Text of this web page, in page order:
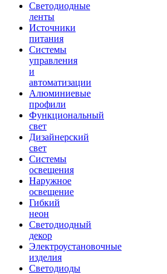
Светодиодные
ленты
Источники
питания
Системы
управления
и
автоматизации
Алюминиевые
профили
Функциональный
свет
Дизайнерский
свет
Системы
освещения
Наружное
освещение
Гибкий
неон
Светодиодный
декор
Электроустановочные
изделия
Светодиоды